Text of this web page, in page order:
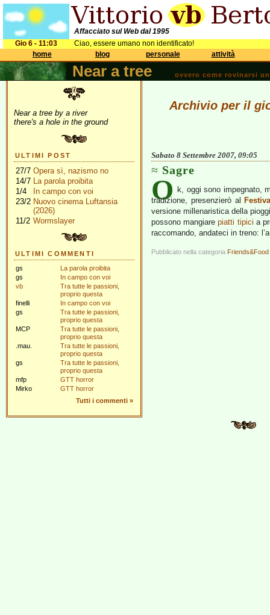
Affacciato sul Web dal 1995
Gio 6 - 11:03
Ciao, essere umano non identificato!
home
blog personale attività
Near a tree ovvero come rovinarsi
Near a tree by a river
there's a hole in the ground
ULTIMI POST
27/7 Opera sì, nazismo no
14/7 La parola proibita
1/4
In campo con voi
23/2 Nuovo cinema Luftansia
(2026)
11/2 Wormslayer
ULTIMI COMMENTI
gs
La parola proibita
gs
In campo con voi
vb
Tra tutte le passioni,
proprio questa
finelli
In campo con voi
gs
Tra tutte le passioni,
proprio questa
MCP
Tra tutte le passioni,
proprio questa
.mau.
Tra tutte le passioni,
proprio questa
gs
Tra tutte le passioni,
proprio questa
mfp
GTT horror
Mirko
GTT horror
Tutti i commenti »
Archivio per il
Sabato 8 Settembre 2007, 09:05
Sagre
O
k, oggi sono impegnato,
tradizione, presenzierò al
versione millenaristica della
possono mangiarepiatti tipici a
raccomando, andateci in treno:
Pubblicato nella categoria Friends&Food